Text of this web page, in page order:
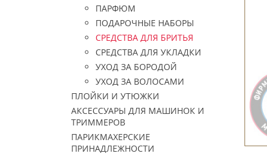
ПАРФЮМ
ПОДАРОЧНЫЕ НАБОРЫ
СРЕДСТВА ДЛЯ БРИТЬЯ
СРЕДСТВА ДЛЯ УКЛАДКИ
УХОД ЗА БОРОДОЙ
УХОД ЗА ВОЛОСАМИ
ПЛОЙКИ И УТЮЖКИ
АКСЕССУАРЫ ДЛЯ МАШИНОК И
ТРИММЕРОВ
ПАРИКМАХЕРСКИЕ
ПРИНАДЛЕЖНОСТИ